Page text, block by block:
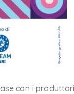
con i produttori